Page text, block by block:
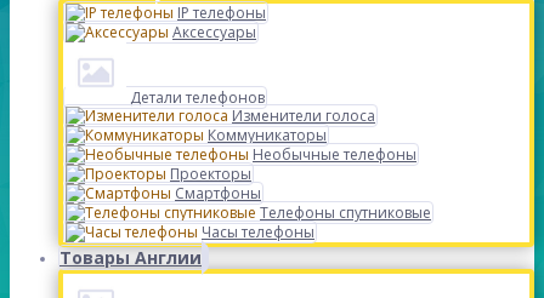
IP телефоны
Аксессуары
Детали телефонов
Изменители голоса
Коммуникаторы
Необычные телефоны
Проекторы
Смартфоны
Телефоны спутниковые
Часы телефоны
Товары Англии